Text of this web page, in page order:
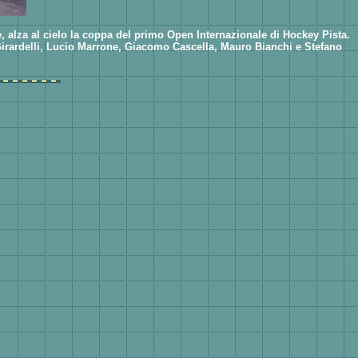
al cielo la coppa del primo Open Internazionale di Hockey Pista.
Lucio Marrone, Giacomo Cascella, Mauro Bianchi e Stefano